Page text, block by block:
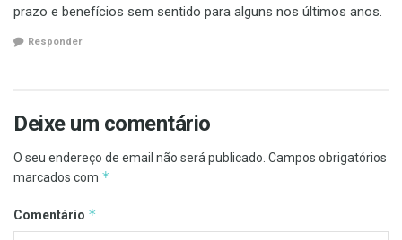
prazo e benefícios sem sentido para alguns nos últimos anos.
Responder
Deixe um comentário
O seu endereço de email não será publicado. Campos obrigatórios
marcados com *
Comentário *